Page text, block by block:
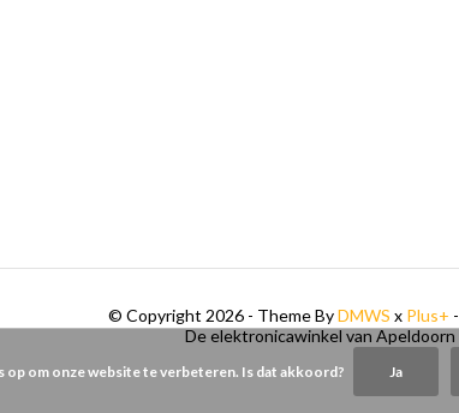
© Copyright 2026 - Theme ByDMWS x Plus+ -
De elektronicawinkel van Apeldoorn
op om onze website te verbeteren. Is dat akkoord? Ja